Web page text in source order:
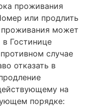
проживания
или продлить
может
Гостинице
случае
отказать в
на
порядке: